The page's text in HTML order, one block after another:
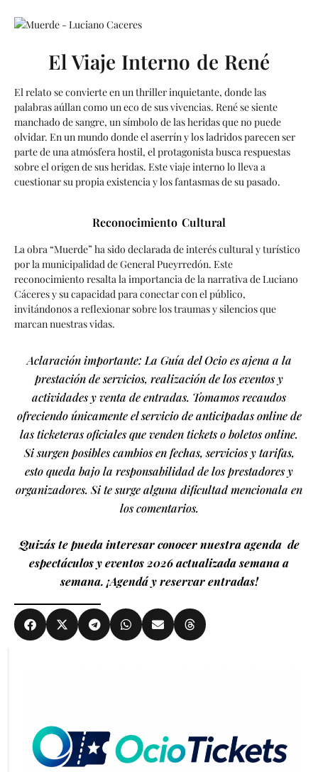
El Viaje Interno de René
El relato se convierte en un thriller inquietante, donde las
palabras aúllan como un eco de sus vivencias. René se siente
manchado de sangre, un símbolo de las heridas que no puede
olvidar. En un mundo donde el aserrín y los ladridos parecen ser
parte de una atmósfera hostil, el protagonista busca respuestas
sobre el origen de sus heridas. Este viaje interno lo lleva a
cuestionar su propia existencia y los fantasmas de su pasado.
Reconocimiento Cultural
La obra “Muerde” ha sido declarada de interés cultural y turístico
por la municipalidad de General Pueyrredón. Este
reconocimiento resalta la importancia de la narrativa de Luciano
Cáceres y su capacidad para conectar con el público,
invitándonos a reflexionar sobre los traumas y silencios que
marcan nuestras vidas.
Aclaración importante: La Guía del Ocio es ajena a la
prestación de servicios, realización de los eventos y
actividades y venta de entradas. Tomamos recaudos
ofreciendo únicamente el servicio de anticipadas online de
las ticketeras oficiales que venden tickets o boletos online.
Si surgen posibles cambios en fechas, servicios y tarifas,
esto queda bajo la responsabilidad de los prestadores y
organizadores. Si te surge alguna dificultad mencionala en
los comentarios.
Quizás te pueda interesar conocer nuestra agenda de
espectáculos y eventos 2026 actualizada semana a
semana. ¡Agendá y reservar entradas!